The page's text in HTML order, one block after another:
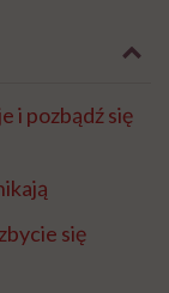
i pozbądź się
się